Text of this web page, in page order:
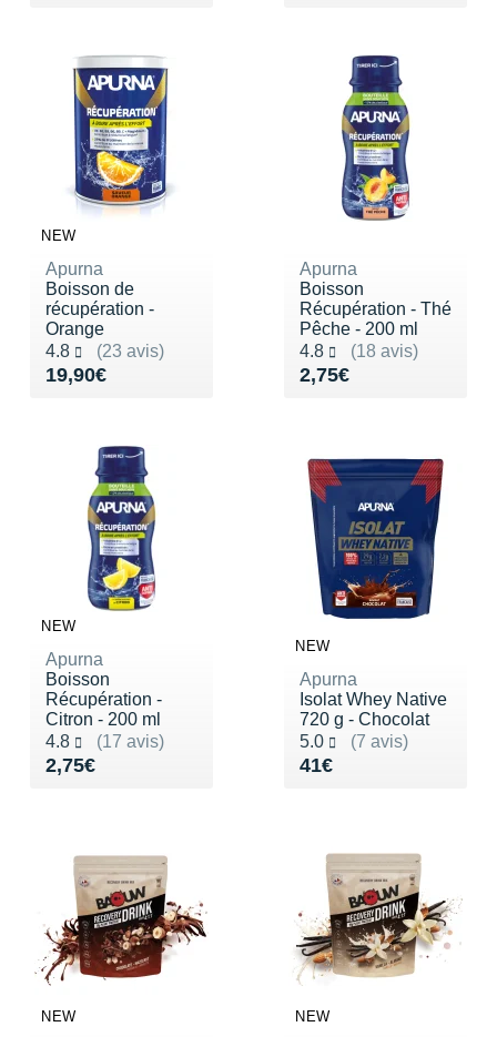
NEW
Apurna
Boisson de
récupération -
Orange
4.8
(23 avis)
Noté 4.8 sur 5
19,90€
Vendu 19,90€
Apurna
Boisson
Récupération - Thé
Pêche - 200 ml
4.8
(18 avis)
Noté 4.8 sur 5
2,75€
Vendu 2,75€
NEW
Apurna
Boisson
Récupération -
Citron - 200 ml
4.8
(17 avis)
Noté 4.8 sur 5
2,75€
Vendu 2,75€
NEW
Apurna
Isolat Whey Native
720 g - Chocolat
5.0
(7 avis)
Noté 5.0 sur 5
41€
Vendu 41€
NEW NEW
DÉSTOCKAGE
+ Voir tous les accessoires
NNormal
On-Running
Orca
OVERSTIMS
Patagonia
Petzl
Raidlight
Reebok
Salomon
Saxx
Scarpa
Scott
Smoon
Speedo